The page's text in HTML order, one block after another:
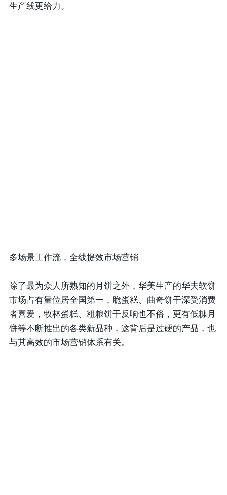
生产线更给力。
多场景工作流，全线提效市场营销
除了最为众人所熟知的月饼之外，华美生产的华夫软饼
市场占有量位居全国第一，脆蛋糕、曲奇饼干深受消费
者喜爱，牧林蛋糕、粗粮饼干反响也不俗，更有低糠月
饼等不断推出的各类新品种，这背后是过硬的产品，也
与其高效的市场营销体系有关。